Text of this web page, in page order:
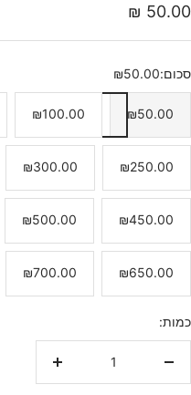
מחיר
הנחה
50.00 ₪
סכום:₪50.00
₪50.00
₪100.00
₪250.00
₪300.00
₪450.00
₪500.00
₪650.00
₪700.00
כמות:
הגדלת